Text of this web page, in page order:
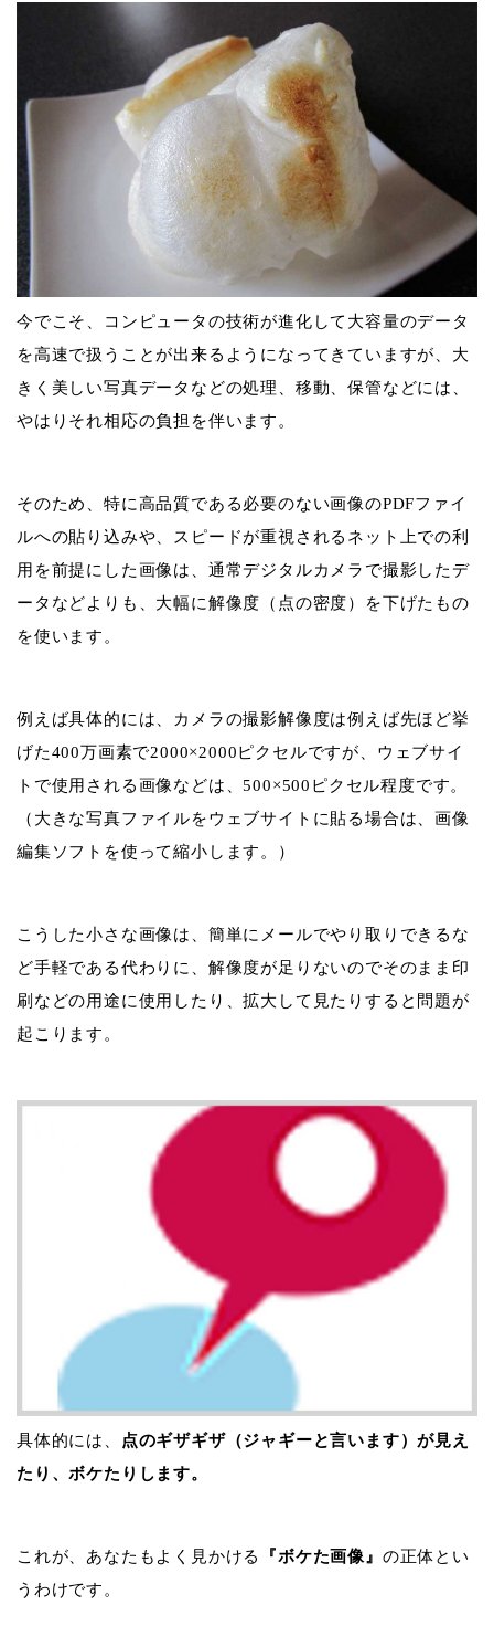
今でこそ、コンピュータの技術が進化して大容量のデータ
を高速で扱うことが出来るようになってきていますが、大
きく美しい写真データなどの処理、移動、保管などには、
やはりそれ相応の負担を伴います。
そのため、特に高品質である必要のない画像のPDFファイ
ルへの貼り込みや、スピードが重視されるネット上での利
用を前提にした画像は、通常デジタルカメラで撮影したデ
ータなどよりも、大幅に解像度（点の密度）を下げたもの
を使います。
例えば具体的には、カメラの撮影解像度は例えば先ほど挙
げた400万画素で2000×2000ピクセルですが、ウェブサイ
トで使用される画像などは、500×500ピクセル程度です。
（大きな写真ファイルをウェブサイトに貼る場合は、画像
編集ソフトを使って縮小します。）
こうした小さな画像は、簡単にメールでやり取りできるな
ど手軽である代わりに、解像度が足りないのでそのまま印
刷などの用途に使用したり、拡大して見たりすると問題が
起こります。
具体的には、 点のギザギザ（ジャギーと言います）が見え
たり、ボケたりします。
これが、あなたもよく見かける 『ボケた画像』 の正体とい
うわけです。